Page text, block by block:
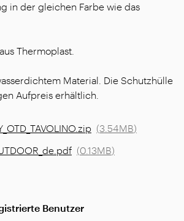
in der gleichen Farbe wie das
Thermoplast.
Material. Die Schutzhülle
Aufpreis erhältlich.
(3.54MB)
(0.13MB)
Benutzer